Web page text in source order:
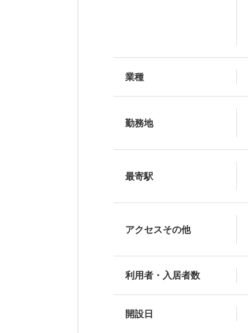
業種
勤務地
最寄駅
アクセスその他
利用者・入居者数
開設日